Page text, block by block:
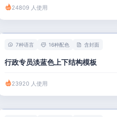
24809 人使用
7种语言 16种配色 含封面
行政专员淡蓝色上下结构模板
23920 人使用